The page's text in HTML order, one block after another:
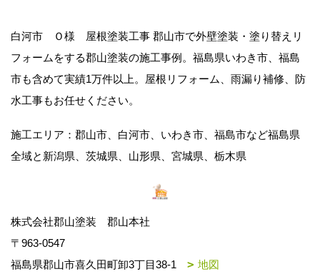
白河市 Ｏ様 屋根塗装工事 郡山市で外壁塗装・塗り替えリ
フォームをする郡山塗装の施工事例。福島県いわき市、福島
市も含めて実績1万件以上。屋根リフォーム、雨漏り補修、防
水工事もお任せください。
施工エリア：郡山市、白河市、いわき市、福島市など福島県
全域と新潟県、茨城県、山形県、宮城県、栃木県
株式会社郡山塗装 郡山本社
〒963-0547
福島県郡山市喜久田町卸3丁目38-1
地図